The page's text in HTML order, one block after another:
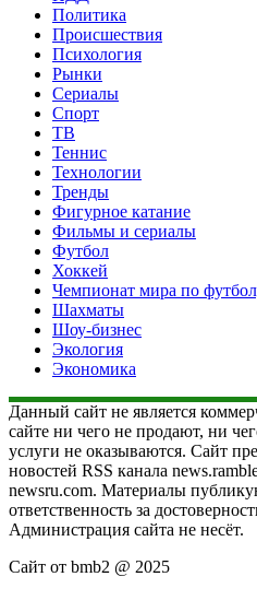
Политика
Происшествия
Психология
Рынки
Сериалы
Спорт
ТВ
Теннис
Технологии
Тренды
Фигурное катание
Фильмы и сериалы
Футбол
Хоккей
Чемпионат мира по
Шахматы
Шоу-бизнес
Экология
Экономика
Данный сайт не является
сайте ни чего не продают, ни
услуги не оказываются. Сайт
новостей RSS канала
newsru.com. Материалы
ответственность за
Администрация сайта не несёт.
Сайт от bmb2 @ 2025